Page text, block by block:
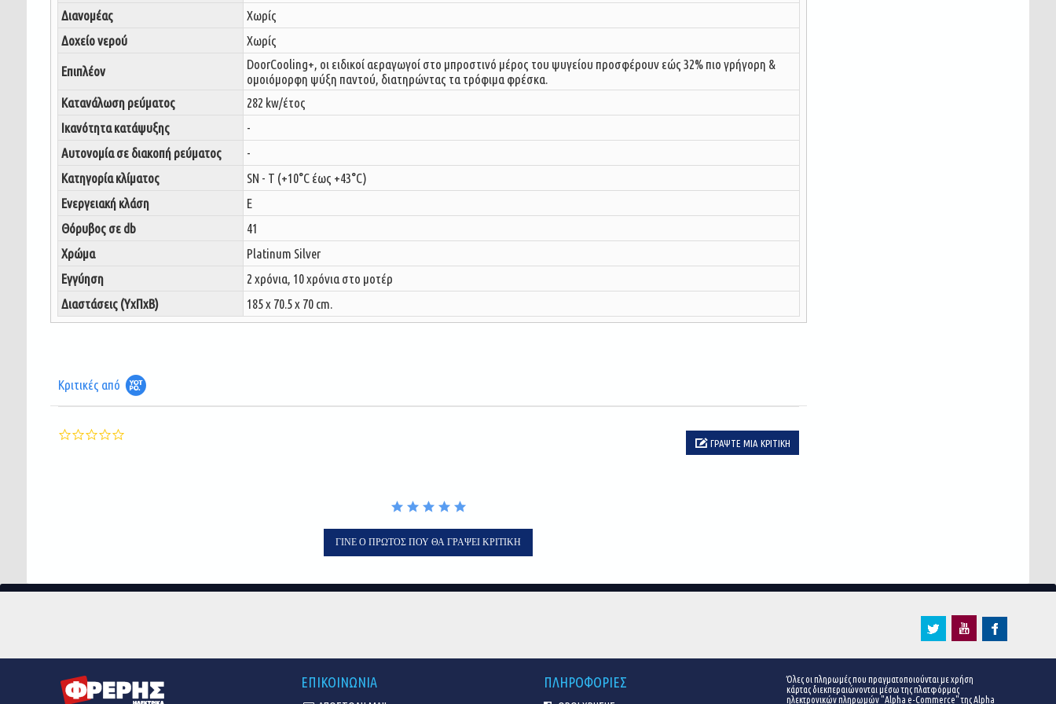
Διανομέας
Χωρίς
Δοχείο νερού
Χωρίς
Επιπλέον
DoorCooling+, oι ειδικοί αεραγωγοί στο μπροστινό μέρος του ψυγείου προσφέρουν εώς 32% πιο γρήγορη &
ομοιόμορφη ψύξη παντού, διατηρώντας τα τρόφιμα φρέσκα.
Κατανάλωση ρεύματος
282 kw/έτος
Ικανότητα κατάψυξης
-
Αυτονομία σε διακοπή ρεύματος
-
Κατηγορία κλίματος
SN - T (+10°C έως +43°C)
Ενεργειακή κλάση
E
Θόρυβος σε db
41
Χρώμα
Platinum Silver
Εγγύηση
2 χρόνια, 10 χρόνια στο μοτέρ
Διαστάσεις (ΥxΠxΒ)
185 x 70.5 x 70 cm.
Κριτικές από
0.0
ΓΡΆΨΤΕ ΜΙΑ ΚΡΙΤΙΚΉ
ΓΊΝΕ Ο ΠΡΏΤΟΣ ΠΟΥ ΘΑ ΓΡΆΨΕΙ ΚΡΙΤΙΚΉ
ΕΠΙΚΟΙΝΩΝΙΑ ΠΛΗΡΟΦΟΡΙΕΣ
Όλες οι πληρωμές που πραγματοποιούνται με χρήση
κάρτας διεκπεραιώνονται μέσω της πλατφόρμας
ηλεκτρονικών πληρωμών "Alpha e-Commerce" της Alpha